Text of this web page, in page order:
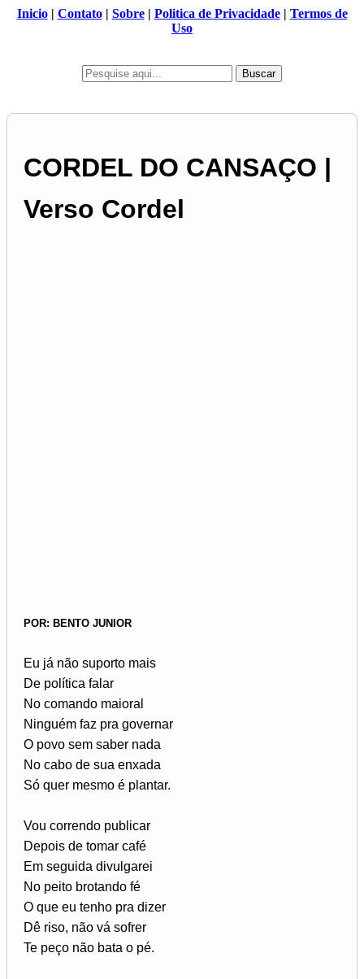
Inicio| Contato| Sobre| Politica de Privacidade| Termos de
Uso
Buscar
CORDEL DO CANSAÇO |
Verso Cordel
POR: BENTO JUNIOR
Eu já não suporto mais
De política falar
No comando maioral
Ninguém faz pra governar
O povo sem saber nada
No cabo de sua enxada
Só quer mesmo é plantar.
Vou correndo publicar
Depois de tomar café
Em seguida divulgarei
No peito brotando fé
O que eu tenho pra dizer
Dê riso, não vá sofrer
Te peço não bata o pé.